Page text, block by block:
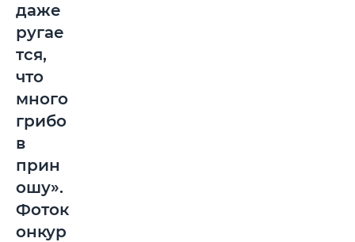
даже
ругае
тся,
что
много
грибо
в
прин
ошу».
Фоток
онкур